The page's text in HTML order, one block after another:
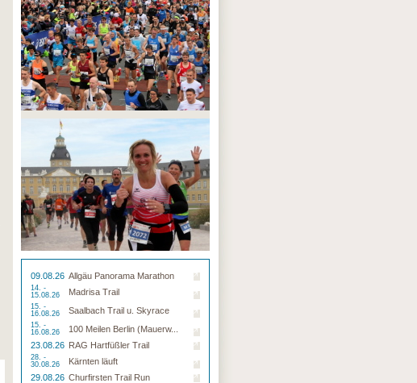
09.08.26 Allgäu Panorama Marathon
14. -
15.08.26
Madrisa Trail
15. -
16.08.26
Saalbach Trail u. Skyrace
15. -
16.08.26
100 Meilen Berlin (Mauerw...
23.08.26 RAG Hartfüßler Trail
28. -
30.08.26
Kärnten läuft
29.08.26 Churfirsten Trail Run